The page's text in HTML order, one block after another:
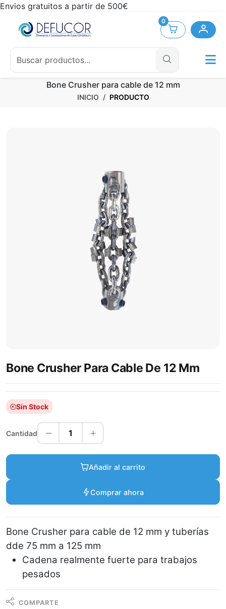
Envios gratuitos a partir de 500€
0
Bone Crusher para cable de 12 mm
INICIO PRODUCTO
Bone Crusher Para Cable De 12 Mm
Sin Stock
Cantidad 1
Añadir al carrito
Comprar ahora
Bone Crusher para cable de 12 mm y tuberías
dde 75 mm a 125 mm
Cadena realmente fuerte para trabajos
pesados
COMPARTE